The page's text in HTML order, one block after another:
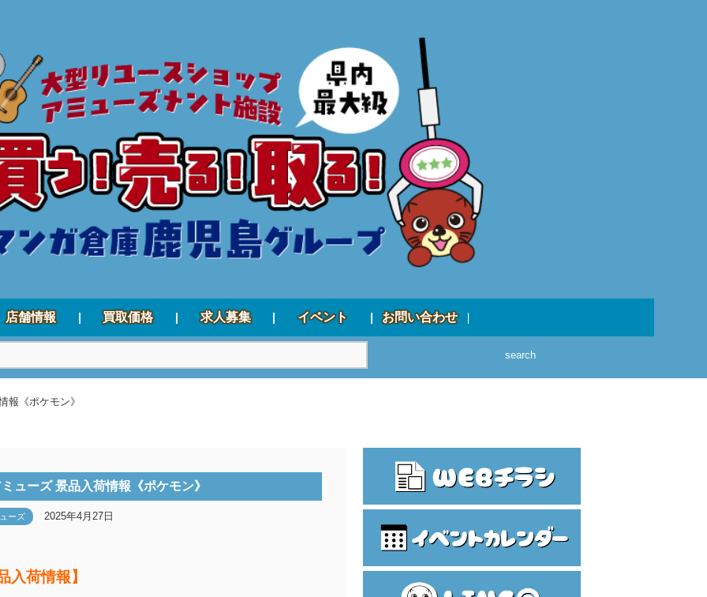
店舗情報 買取価格 求人募集 イベント お問い合わせ
search
報《ポケモン》
ューズ 景品入荷情報《ポケモン》
ーズ 2025年4月27日
入荷情報】